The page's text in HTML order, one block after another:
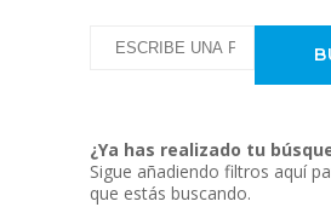
¿Ya has realizado tu
Sigue añadiendo filtros aquí
que estás buscando.